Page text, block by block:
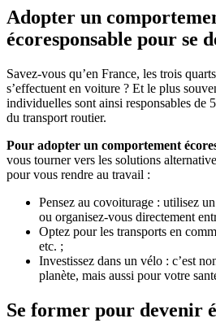
Adopter un
écoresponsable pour se
Savez-vous qu’en France, les trois
s’effectuent en voiture ? Et le plus
individuelles sont ainsi responsables de
du transport routier.
Pour adopter un comportement
vous tourner vers les solutions
pour vous rendre au travail :
Pensez au covoiturage : utilisez
ou organisez-vous directement
Optez pour les transports en
etc. ;
Investissez dans un vélo : c’est
planète, mais aussi pour votre
Se former pour devenir